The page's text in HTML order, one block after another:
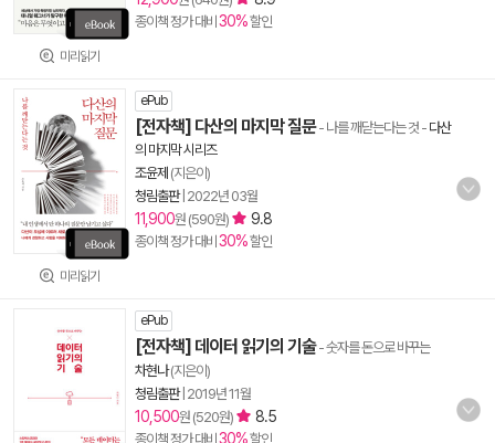
미리읽기
종이책 정가 대비 30%할인
미리읽기
ePub
[전자책] 다산의 마지막 질문- 나를 깨닫는다는 것 - 다산
의 마지막 시리즈
조윤제 (지은이)
청림출판| 2022년 03월
11,900원 (590원) 9.8
종이책 정가 대비 30%할인
ePub
[전자책] 데이터 읽기의 기술- 숫자를 돈으로 바꾸는
차현나(지은이)
청림출판| 2019년 11월
10,500원 (520원) 8.5
종이책 정가 대비 30%할인